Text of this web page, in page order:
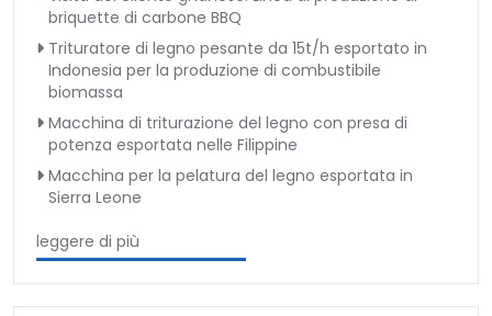
briquette di carbone BBQ
Trituratore di legno pesante da 15t/h esportato in
Indonesia per la produzione di combustibile
biomassa
Macchina di triturazione del legno con presa di
potenza esportata nelle Filippine
Macchina per la pelatura del legno esportata in
Sierra Leone
leggere di più